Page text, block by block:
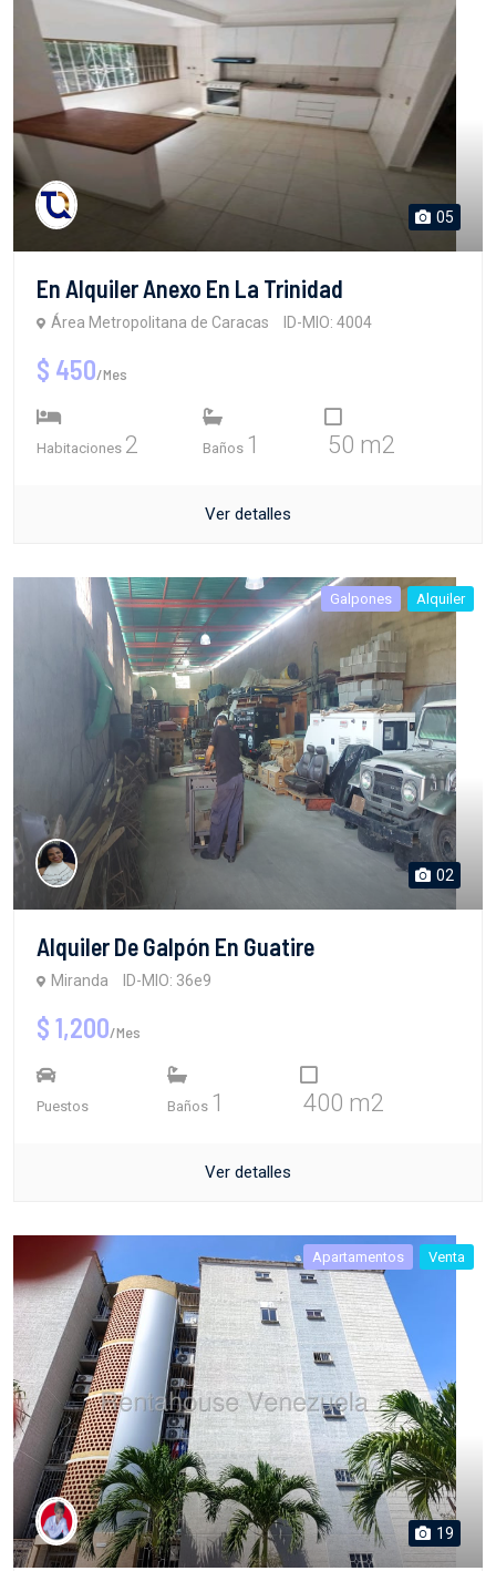
05
En Alquiler Anexo En La Trinidad
Área Metropolitana de Caracas ID-MIO: 4004
$ 450/Mes
Habitaciones 2 Baños 1 50 m2
Ver detalles
Galpones Alquiler
02
Alquiler De Galpón En Guatire
Miranda ID-MIO: 36e9
$ 1,200/Mes
Puestos Baños 1 400 m2
Ver detalles
Apartamentos Venta
19